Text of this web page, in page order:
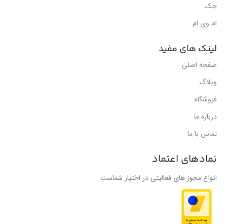
جک
ام وی ام
لینک های مفید
صفحه اصلی
وبلاگ
فروشگاه
درباره ما
تماس با ما
نمادهای اعتماد
انواع مجوز های فعالیتی در اختیار شماست